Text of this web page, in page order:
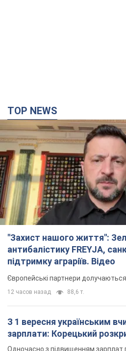
TOP NEWS
"Захист нашого життя":
антибалістику FREYJA,
підтримку аграріїв. Відео
Європейські партнери
12 часов назад 88,6 т.
З 1 вересня українським
зарплати: Корецький
Одночасно з підвищенням зарплат